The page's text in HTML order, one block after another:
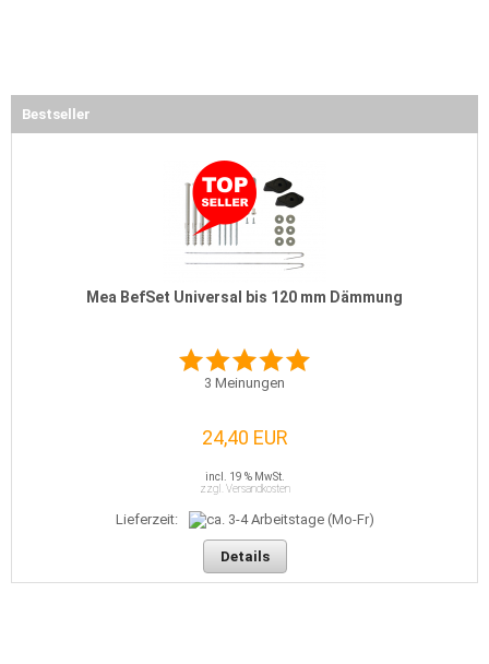
Bestseller
Mea BefSet Universal bis 120 mm Dämmung
3 Meinungen
24,40 EUR
incl. 19 % MwSt.
zzgl. Versandkosten
Lieferzeit:
Details